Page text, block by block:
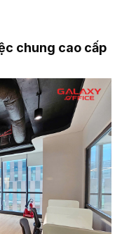
chung cao cấp